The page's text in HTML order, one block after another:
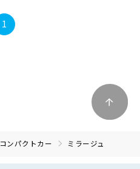
1
コンパクトカー ミラージュ